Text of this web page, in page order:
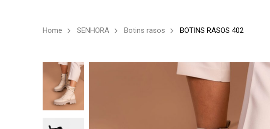
Home SENHORA Botins rasos BOTINS RASOS 402